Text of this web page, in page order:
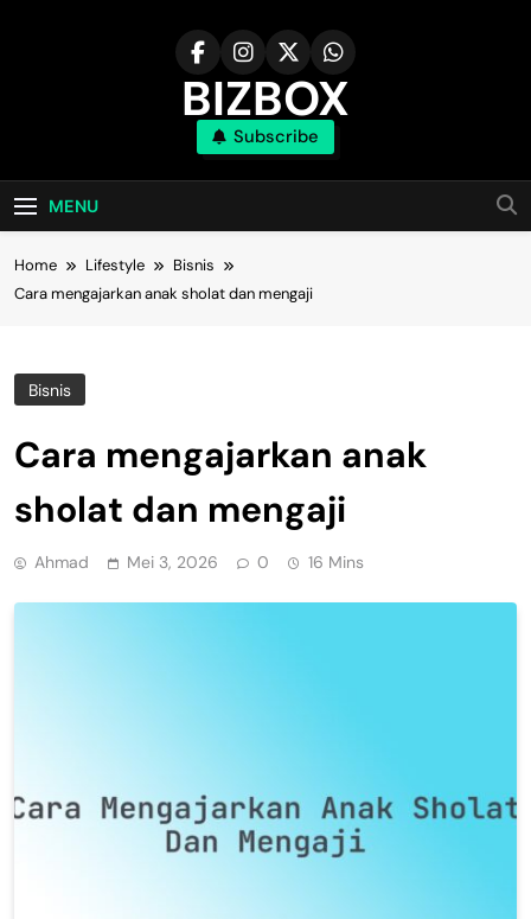
BIZBOX
Bizbox – Media Informasi Terkini
Subscribe
MENU
Home Lifestyle
Bisnis
Cara mengajarkan anak sholat dan mengaji
Bisnis
Cara mengajarkan anak
sholat dan mengaji
Ahmad Mei 3, 2026 0 16 Mins